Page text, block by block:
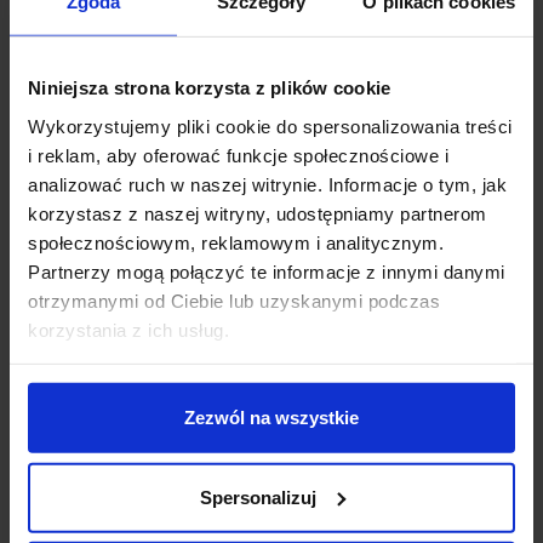
Niniejsza strona korzysta z plików cookie
Wykorzystujemy pliki cookie do spersonalizowania treści
i reklam, aby oferować funkcje społecznościowe i
analizować ruch w naszej witrynie. Informacje o tym, jak
korzystasz z naszej witryny, udostępniamy partnerom
społecznościowym, reklamowym i analitycznym.
Partnerzy mogą połączyć te informacje z innymi danymi
otrzymanymi od Ciebie lub uzyskanymi podczas
korzystania z ich usług.
Zezwól na wszystkie
Spersonalizuj
Zapytaj o produkt
Opis
Gniazdo (oprawka) przyłączeniowe z przewodem do
żarówek z trzonkiem GU10.
Rodzaj: gniazdo przyłączeniowe GU10
Kolor: Biały
Wymiar: (dia)27 x (L)1,6mm